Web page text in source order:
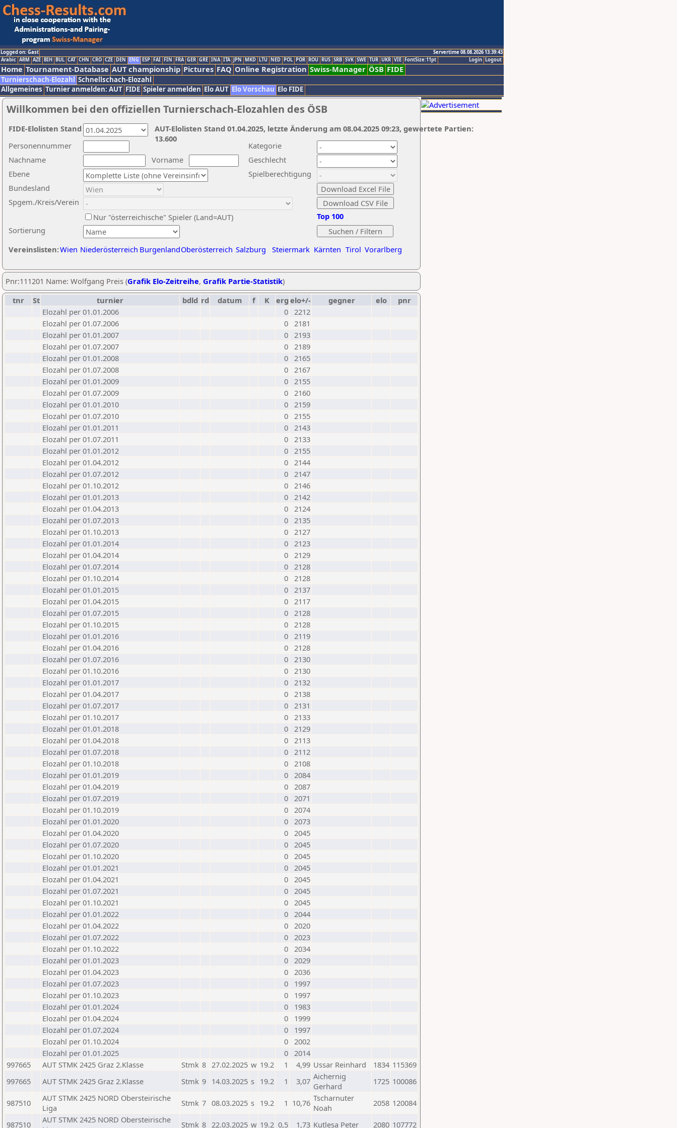
Logged on: Gast
Servertime 08.08.2026 13:39:43
Logout
Login
Arabic ARM AZE BIH BUL CAT CHN CRO CZE DEN ENG ESP FAI FIN FRA GER GRE INA ITA JPN MKD LTU NED POL POR ROU RUS SRB SVK SWE TUR UKR VIE FontSize:11pt
Home Tournament-Database AUT championship Pictures FAQ Online Registration Swiss-Manager ÖSB FIDE
Turnierschach-Elozahl Schnellschach-Elozahl
Allgemeines Turnier anmelden: AUT FIDE Spieler anmelden Elo AUT Elo Vorschau Elo FIDE
Willkommen bei den offiziellen Turnierschach-Elozahlen des ÖSB
Nachname
Vorname
Ebene
Kategorie
Sortierung
Personennummer
Bundesland
Spgem./Kreis/Verein
Geschlecht
Nur "österreichische" Spieler (Land=AUT)
Spielberechtigung
Vereinslisten:Wien Niederösterreich BurgenlandOberösterreich Salzburg Steiermark Kärnten Tirol Vorarlberg
Top 100
AUT-Elolisten Stand 01.04.2025, letzte Änderung am 08.04.2025 09:23, gewertete Partien:
13.600
FIDE-Elolisten Stand
Pnr:111201 Name: Wolfgang Preis (Grafik Elo-Zeitreihe, Grafik Partie-Statistik)
tnr
St turnier bdld rd datum f K erg elo+/- gegner elo
pnr
Elozahl per 01.01.2006
0 2212
Elozahl per 01.07.2006
0 2181
Elozahl per 01.01.2007
0 2193
Elozahl per 01.07.2007
0 2189
Elozahl per 01.01.2008
0 2165
Elozahl per 01.07.2008
0 2167
Elozahl per 01.01.2009
0 2155
Elozahl per 01.07.2009
0 2160
Elozahl per 01.01.2010
0 2159
Elozahl per 01.07.2010
0 2155
Elozahl per 01.01.2011
0 2143
Elozahl per 01.07.2011
0 2133
Elozahl per 01.01.2012
0 2155
Elozahl per 01.04.2012
0 2144
Elozahl per 01.07.2012
0 2147
Elozahl per 01.10.2012
0 2146
Elozahl per 01.01.2013
0 2142
Elozahl per 01.04.2013
0 2124
Elozahl per 01.07.2013
0 2135
Elozahl per 01.10.2013
0 2127
Elozahl per 01.01.2014
0 2123
Elozahl per 01.04.2014
0 2129
Elozahl per 01.07.2014
0 2128
Elozahl per 01.10.2014
0 2128
Elozahl per 01.01.2015
0 2137
Elozahl per 01.04.2015
0 2117
Elozahl per 01.07.2015
0 2128
Elozahl per 01.10.2015
0 2128
Elozahl per 01.01.2016
0 2119
Elozahl per 01.04.2016
0 2128
Elozahl per 01.07.2016
0 2130
Elozahl per 01.10.2016
0 2130
Elozahl per 01.01.2017
0 2132
Elozahl per 01.04.2017
0 2138
Elozahl per 01.07.2017
0 2131
Elozahl per 01.10.2017
0 2133
Elozahl per 01.01.2018
0 2129
Elozahl per 01.04.2018
0 2113
Elozahl per 01.07.2018
0 2112
Elozahl per 01.10.2018
0 2108
Elozahl per 01.01.2019
0 2084
Elozahl per 01.04.2019
0 2087
Elozahl per 01.07.2019
0 2071
Elozahl per 01.10.2019
0 2074
Elozahl per 01.01.2020
0 2073
Elozahl per 01.04.2020
0 2045
Elozahl per 01.07.2020
0 2045
Elozahl per 01.10.2020
0 2045
Elozahl per 01.01.2021
0 2045
Elozahl per 01.04.2021
0 2045
Elozahl per 01.07.2021
0 2045
Elozahl per 01.10.2021
0 2045
Elozahl per 01.01.2022
0 2044
Elozahl per 01.04.2022
0 2020
Elozahl per 01.07.2022
0 2023
Elozahl per 01.10.2022
0 2034
Elozahl per 01.01.2023
0 2029
Elozahl per 01.04.2023
0 2036
Elozahl per 01.07.2023
0
1997
Elozahl per 01.10.2023
0
1997
Elozahl per 01.01.2024
0
1983
Elozahl per 01.04.2024
0
1999
Elozahl per 01.07.2024
0
1997
Elozahl per 01.10.2024
0 2002
Elozahl per 01.01.2025
0 2014
997665
AUT STMK 2425 Graz 2.Klasse Stmk 8 27.02.2025 w 19.2 1 4,99 Ussar Reinhard 1834 115369
997665
AUT STMK 2425 Graz 2.Klasse Stmk 9 14.03.2025 s 19.2 1 3,07 Aichernig
Gerhard
1725 100086
987510
AUT STMK 2425 NORD Obersteirische
Liga
Stmk 7 08.03.2025 s 19.2 1 10,76 Tscharnuter
Noah
2058 120084
987510
AUT STMK 2425 NORD Obersteirische
Stmk 8 22.03.2025 w 19.2 0,5 1,73 Kutlesa Peter 2080 107772